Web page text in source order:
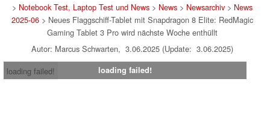
> Notebook Test, Laptop Test und News> News> Newsarchiv> News
2025-06> Neues Flaggschiff-Tablet mit Snapdragon 8 Elite: RedMagic
Gaming Tablet 3 Pro wird nächste Woche enthüllt
Autor: Marcus Schwarten, 3.06.2025 (Update: 3.06.2025)
loading failed!
loading failed!